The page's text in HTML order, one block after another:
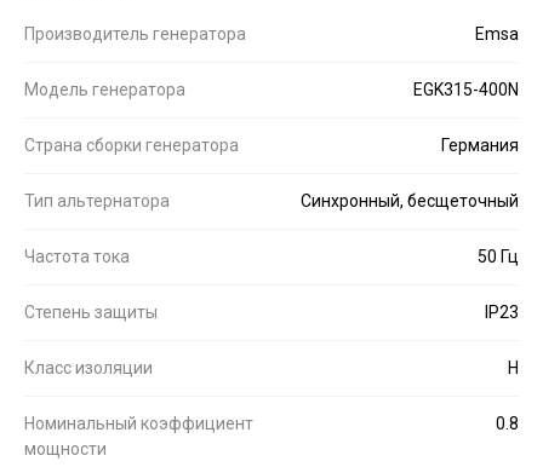
Производитель генератора Emsa
Модель генератора EGK315-400N
Страна сборки генератора Германия
Тип альтернатора Синхронный, бесщеточный
Частота тока 50 Гц
Степень защиты IP23
Класс изоляции H
Номинальный коэффициент
мощности
0.8